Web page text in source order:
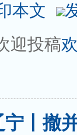
本文
宁丨撤